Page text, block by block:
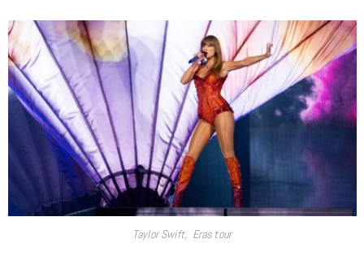
Taylor Swift, Eras tour